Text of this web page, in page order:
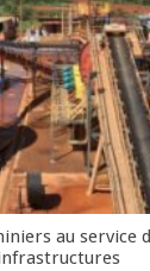
au service